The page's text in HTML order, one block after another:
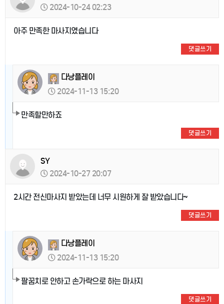
2024-10-24 02:23
아주 만족한 마사지였습니다
댓글쓰기
다낭플레이
2024-11-13 15:20
만족할만하죠
댓글쓰기
SY
2024-10-27 20:07
2시간 전신마사지 받았는데 너무 시원하게 잘 받았습니다~
댓글쓰기
다낭플레이
2024-11-13 15:20
팔꿈치로 안하고 손가락으로 하는 마사지
댓글쓰기